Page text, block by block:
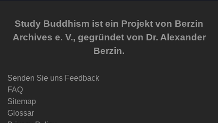
Study Buddhism ist ein Projekt von Berzin
Archives e. V., gegründet von Dr. Alexander
Berzin.
Senden Sie uns Feedback
FAQ
Sitemap
Glossar